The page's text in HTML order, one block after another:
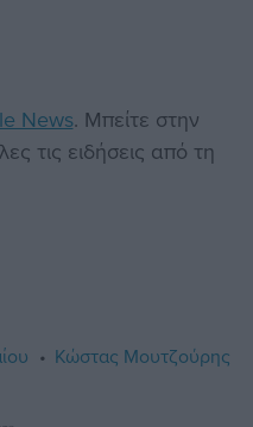
News. Μπείτε στην
τις ειδήσεις από τη
Κώστας Μουτζούρης